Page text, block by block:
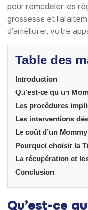
pour remodeler les
grossesse et
d’améliorer, votre
Table des
Introduction
Qu’est-ce qu’un
Les procédures
Les interventions
Le coût d’un
Pourquoi choisir la
La récupération et
Conclusion
Qu’est-ce